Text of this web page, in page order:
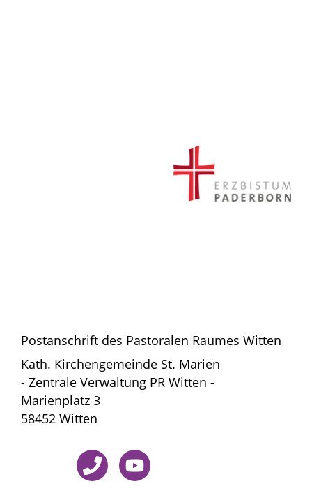
Postanschrift des Pastoralen Raumes Witten
Kath. Kirchengemeinde St. Marien
- Zentrale Verwaltung PR Witten -
Marienplatz 3
58452 Witten